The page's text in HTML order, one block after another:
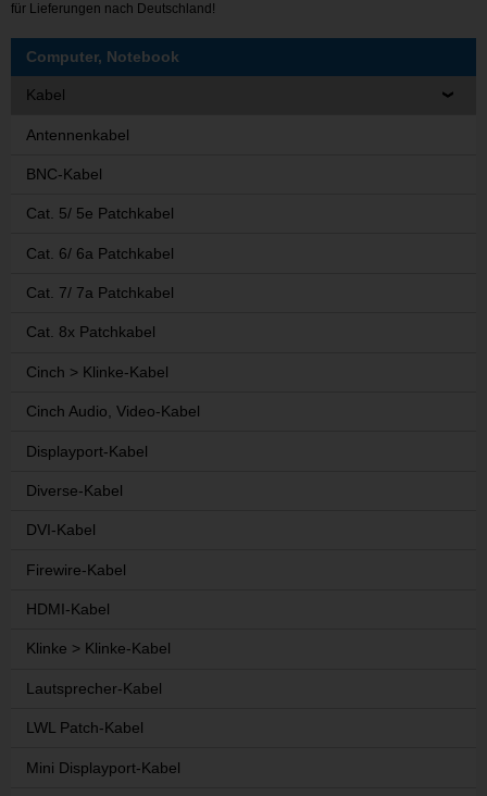
für Lieferungen nach Deutschland!
Computer, Notebook
Kabel
Antennenkabel
BNC-Kabel
Cat. 5/ 5e Patchkabel
Cat. 6/ 6a Patchkabel
Cat. 7/ 7a Patchkabel
Cat. 8x Patchkabel
Cinch > Klinke-Kabel
Cinch Audio, Video-Kabel
Displayport-Kabel
Diverse-Kabel
DVI-Kabel
Firewire-Kabel
HDMI-Kabel
Klinke > Klinke-Kabel
Lautsprecher-Kabel
LWL Patch-Kabel
Mini Displayport-Kabel